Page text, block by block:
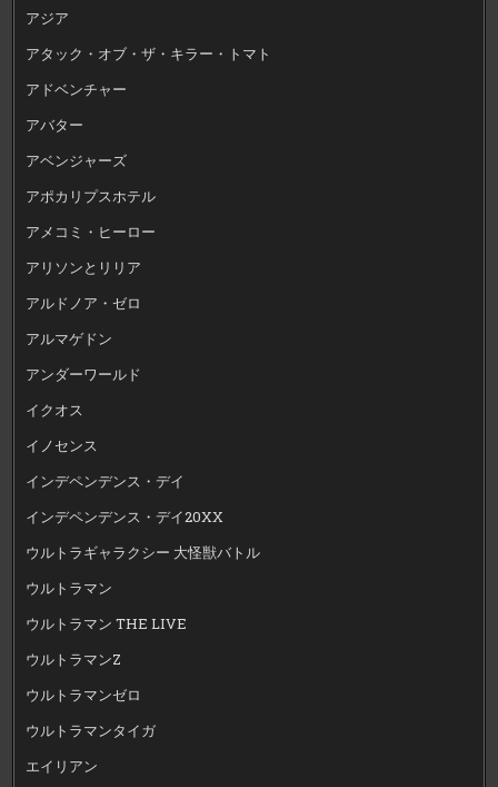
アジア
アタック・オブ・ザ・キラー・トマト
アドベンチャー
アバター
アベンジャーズ
アポカリプスホテル
アメコミ・ヒーロー
アリソンとリリア
アルドノア・ゼロ
アルマゲドン
アンダーワールド
イクオス
イノセンス
インデペンデンス・デイ
インデペンデンス・デイ20XX
ウルトラギャラクシー 大怪獣バトル
ウルトラマン
ウルトラマン THE LIVE
ウルトラマンZ
ウルトラマンゼロ
ウルトラマンタイガ
エイリアン